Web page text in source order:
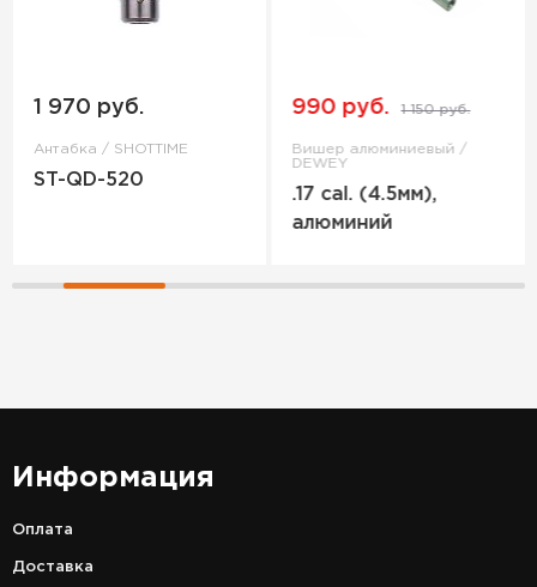
1 970 руб.
Антабка / SHOTTIME
ST-QD-520
990 руб. 1 150 руб.
Вишер алюминиевый /
DEWEY
.17 cal. (4.5мм),
алюминий
Информация
Оплата
Доставка